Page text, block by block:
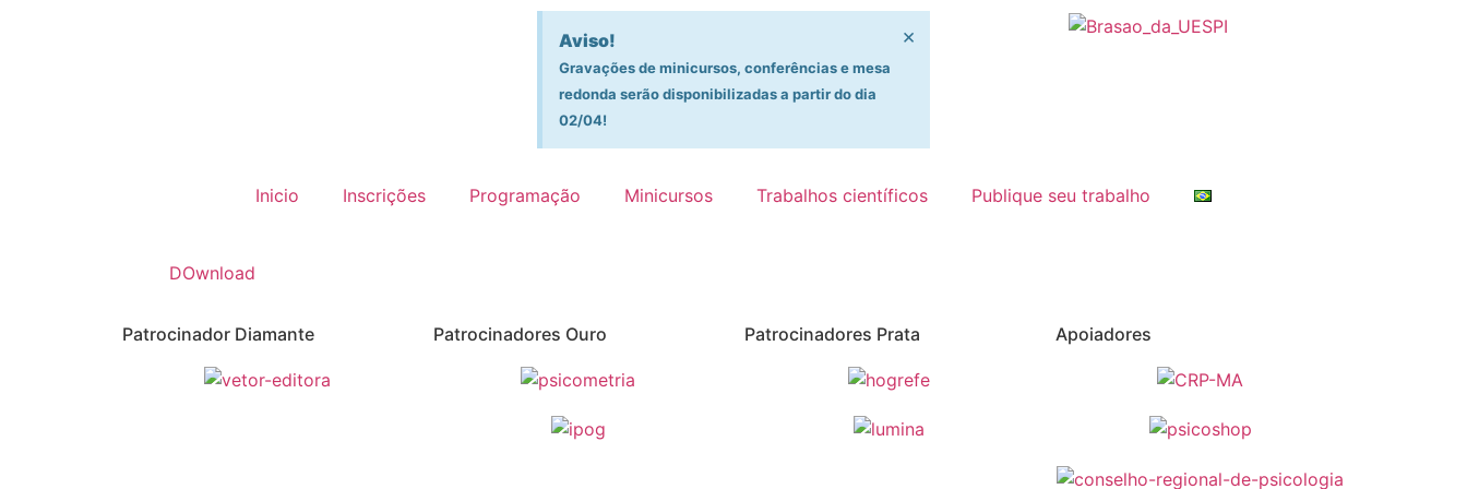
Aviso!
Gravações de minicursos, conferências e mesa
redonda serão disponibilizadas a partir do dia
02/04!
×
Inicio Inscrições Programação Minicursos Trabalhos científicos Publique seu trabalho
DOwnload
Patrocinador Diamante Patrocinadores Ouro Patrocinadores Prata Apoiadores